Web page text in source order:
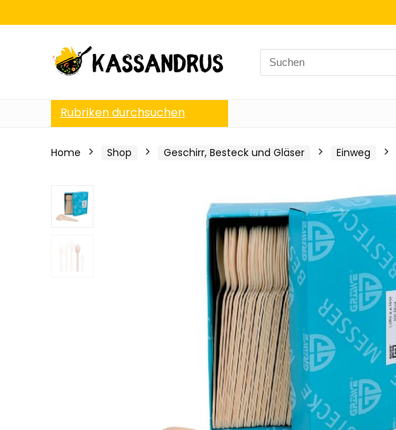
Search
for:
Rubriken durchsuchen
Home Shop Geschirr, Besteck und Gläser Einweg